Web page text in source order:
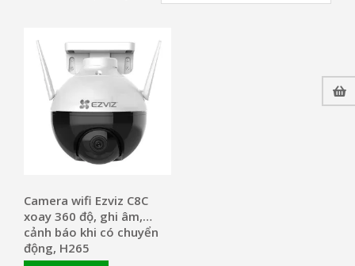
Camera wifi Ezviz C8C
xoay 360 độ, ghi âm,
cảnh báo khi có chuyển
động, H265